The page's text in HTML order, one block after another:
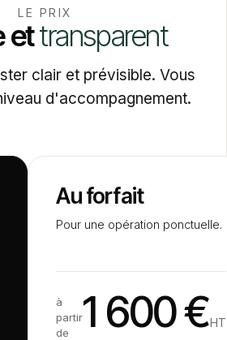
LE PRIX
ettransparent
clair et prévisible. Vous
d'accompagnement.
Au forfait
Pour une opération ponctuelle.
à
partir
de
1 600 €HT